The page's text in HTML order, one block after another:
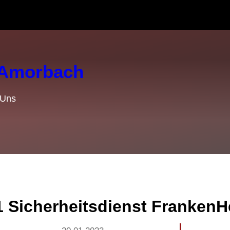
Sicherheitsdienst